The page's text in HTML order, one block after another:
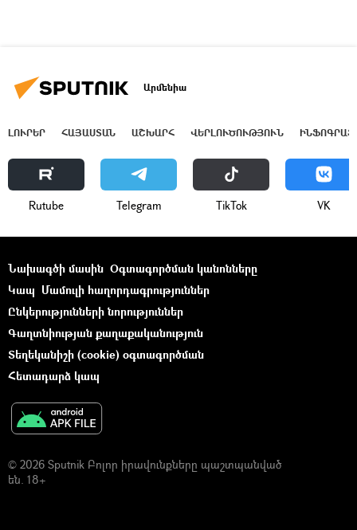
Արմենիա
ԼՈՒՐԵՐ ՀԱՅԱՍՏԱՆ ԱՇԽԱՐՀ ՎԵՐԼՈՒԾՈՒԹՅՈՒՆ
Rutube Telegram ТikТоk VK
Նախագծի մասին Օգտագործման կանոնները
Կապ Մամուլի հաղորդագրություններ
Ընկերությունների նորություններ
Գաղտնիության քաղաքականություն
Տեղեկանիշի (cookie) օգտագործման
Հետադարձ կապ
© 2026 Sputnik Բոլոր իրավունքները պաշտպանված
են. 18+